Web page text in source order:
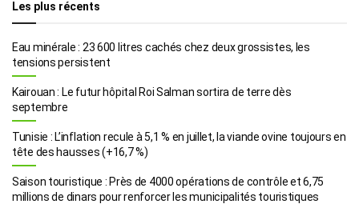
Les plus récents
Eau minérale : 23 600 litres cachés chez deux grossistes, les
tensions persistent
Kairouan : Le futur hôpital Roi Salman sortira de terre dès
septembre
Tunisie : L’inflation recule à 5,1 % en juillet, la viande ovine toujours en
tête des hausses (+16,7 %)
Saison touristique : Près de 4000 opérations de contrôle et 6,75
millions de dinars pour renforcer les municipalités touristiques